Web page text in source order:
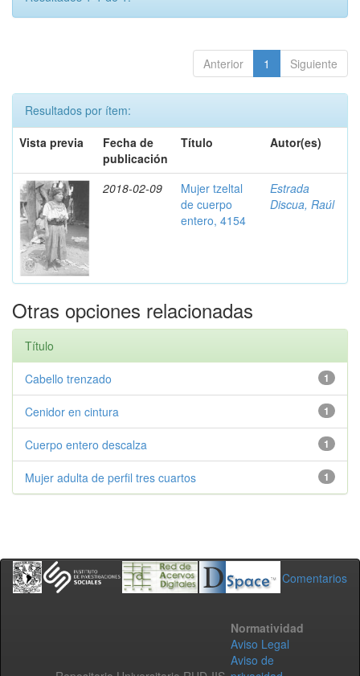
Anterior 1 Siguiente
Resultados por ítem:
Vista previa
Fecha de
publicación
Título Autor(es)
2018-02-09
Mujer tzeltal
de cuerpo
entero, 4154
Estrada
Discua, Raúl
Otras opciones relacionadas
Título
1
Cabello trenzado
1
Cenidor en cintura
1
Cuerpo entero descalza
1
Mujer adulta de perfil tres cuartos
Comentarios
Normatividad
Aviso Legal
Aviso de